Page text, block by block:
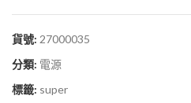
貨號: 27000035
分類: 電源
標籤: super